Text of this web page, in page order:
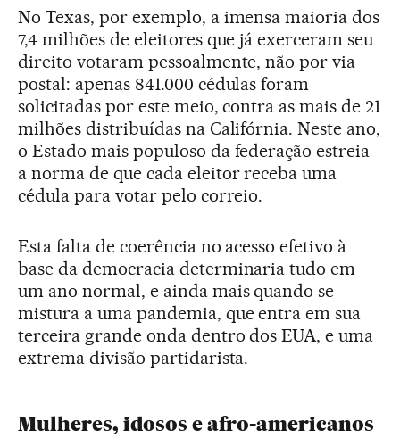
No Texas, por exemplo, a imensa maioria dos
7,4 milhões de eleitores que já exerceram seu
direito votaram pessoalmente, não por via
postal: apenas 841.000 cédulas foram
solicitadas por este meio, contra as mais de 21
milhões distribuídas na Califórnia. Neste ano,
o Estado mais populoso da federação estreia
a norma de que cada eleitor receba uma
cédula para votar pelo correio.
Esta falta de coerência no acesso efetivo à
base da democracia determinaria tudo em
um ano normal, e ainda mais quando se
mistura a uma pandemia, que entra em sua
terceira grande onda dentro dos EUA, e uma
extrema divisão partidarista.
Mulheres, idosos e afro-americanos